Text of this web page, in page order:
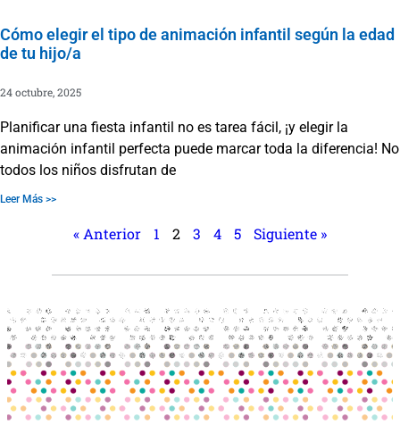
Cómo elegir el tipo de animación infantil según la edad
de tu hijo/a
24 octubre, 2025
Planificar una fiesta infantil no es tarea fácil, ¡y elegir la
animación infantil perfecta puede marcar toda la diferencia! No
todos los niños disfrutan de
Leer Más >>
« Anterior 1 2 3 4 5 Siguiente »